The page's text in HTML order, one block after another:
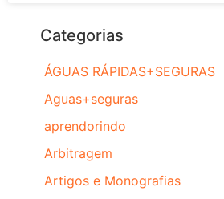
Categorias
ÁGUAS RÁPIDAS+SEGURAS
Aguas+seguras
aprendorindo
Arbitragem
Artigos e Monografias